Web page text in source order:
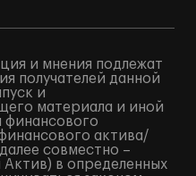
и мнения подлежат
получателей данной
и
материала и иной
актива/
совместно –
в определенных